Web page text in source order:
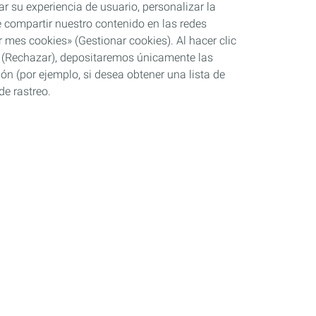
su experiencia de usuario, personalizar la
nuestro contenido en las redes
cookies» (Gestionar cookies). Al hacer clic
depositaremos únicamente las
(por ejemplo, si desea obtener una lista de
rastreo.